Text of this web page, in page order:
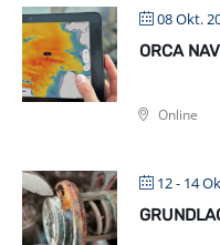
08 Okt.
ORCA
Online
12 - 14